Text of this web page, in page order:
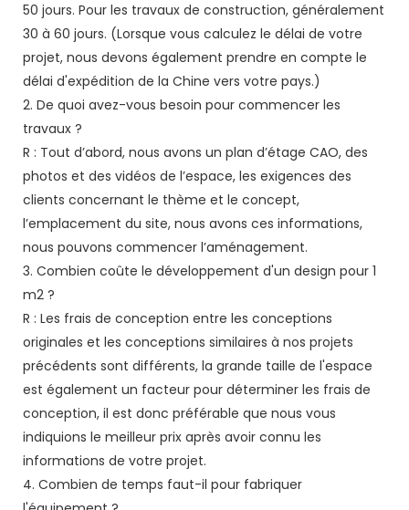
50 jours. Pour les travaux de construction, généralement
30 à 60 jours. (Lorsque vous calculez le délai de votre
projet, nous devons également prendre en compte le
délai d'expédition de la Chine vers votre pays.)
2. De quoi avez-vous besoin pour commencer les
travaux ?
R : Tout d’abord, nous avons un plan d’étage CAO, des
photos et des vidéos de l’espace, les exigences des
clients concernant le thème et le concept,
l’emplacement du site, nous avons ces informations,
nous pouvons commencer l’aménagement.
3. Combien coûte le développement d'un design pour 1
m2 ?
R : Les frais de conception entre les conceptions
originales et les conceptions similaires à nos projets
précédents sont différents, la grande taille de l'espace
est également un facteur pour déterminer les frais de
conception, il est donc préférable que nous vous
indiquions le meilleur prix après avoir connu les
informations de votre projet.
4. Combien de temps faut-il pour fabriquer